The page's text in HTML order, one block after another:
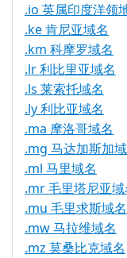
.io 英属印度洋领
.ke 肯尼亚域名
.km 科摩罗域名
.lr 利比里亚域名
.ls 莱索托域名
.ly 利比亚域名
.ma 摩洛哥域名
.mg 马达加斯加
.ml 马里域名
.mr 毛里塔尼亚域
.mu 毛里求斯域名
.mw 马拉维域名
.mz 莫桑比克域名